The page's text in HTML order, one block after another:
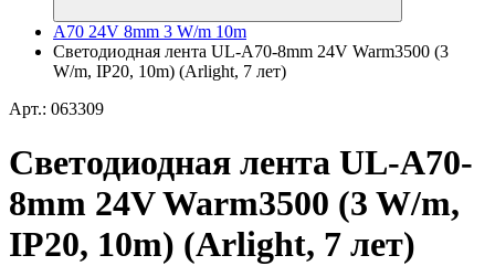
A70 24V 8mm 3 W/m 10m
Светодиодная лента UL-A70-8mm 24V Warm3500 (3
W/m, IP20, 10m) (Arlight, 7 лет)
Арт.: 063309
Светодиодная лента UL-A70-
8mm 24V Warm3500 (3 W/m,
IP20, 10m) (Arlight, 7 лет)